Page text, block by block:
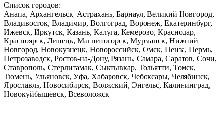
Список городов:
Анапа, Архангельск, Астрахань, Барнаул, Великий Новгород,
Владивосток, Владимир, Волгоград, Воронеж, Екатеринбург,
Ижевск, Иркутск, Казань, Калуга, Кемерово, Краснодар,
Красноярск, Липецк, Магнитогорск, Мурманск, Нижний
Новгород, Новокузнецк, Новороссийск, Омск, Пенза, Пермь,
Петрозаводск, Ростов-на-Дону, Рязань, Самара, Саратов, Сочи,
Ставрополь, Стерлитамак, Сыктывкар, Тольятти, Томск,
Тюмень, Ульяновск, Уфа, Хабаровск, Чебоксары, Челябинск,
Ярославль, Новосибирск, Волжский, Энгельс, Калининград,
Новокуйбышевск, Всеволожск.